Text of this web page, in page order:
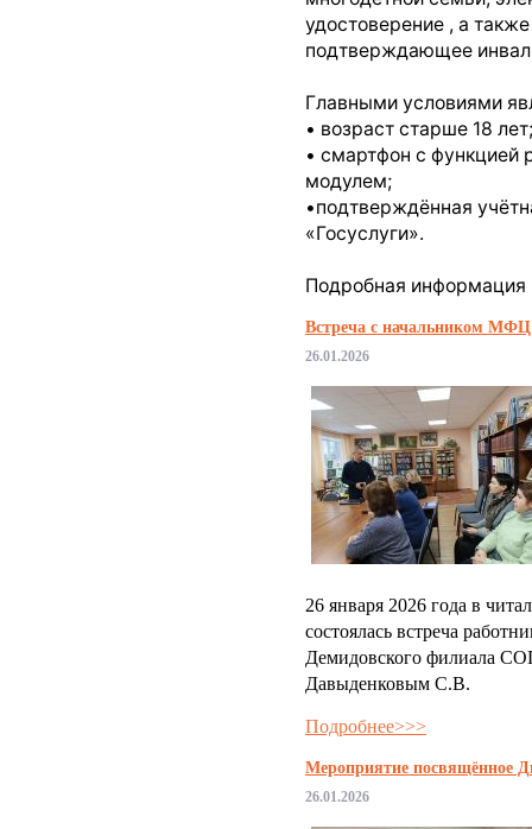
удостоверение , а
подтверждающее
Главными условиями
• возраст старше 18 лет;
• смартфон с функцией
модулем;
•подтверждённая
«Госуслуги».
Подробная информация
Встреча с начальником МФЦ
26.01.2026
26 января 2026 года в
состоялась встреча
Демидовского филиала
Давыденковым С.В.
Подробнее>>>
Мероприятие посвящённое
26.01.2026